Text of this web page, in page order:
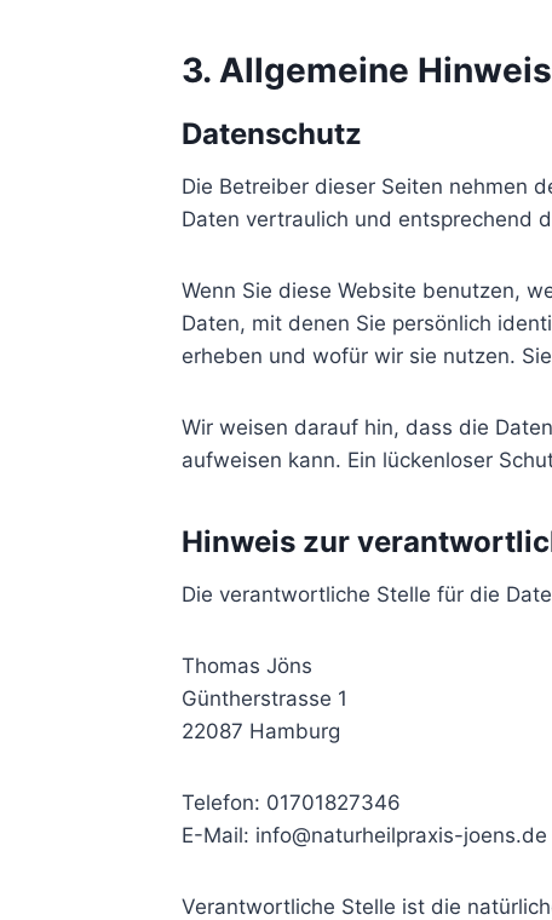
3. Allgemeine
Datenschutz
Die Betreiber dieser Seiten nehmen
Daten vertraulich und entsprechend
Wenn Sie diese Website benutzen,
Daten, mit denen Sie persönlich
erheben und wofür wir sie nutzen.
Wir weisen darauf hin, dass die
aufweisen kann. Ein lückenloser
Hinweis zur
Die verantwortliche Stelle für die
Thomas Jöns
Güntherstrasse 1
22087 Hamburg
Telefon: 01701827346
E-Mail: info@naturheilpraxis-joens.de
Verantwortliche Stelle ist die